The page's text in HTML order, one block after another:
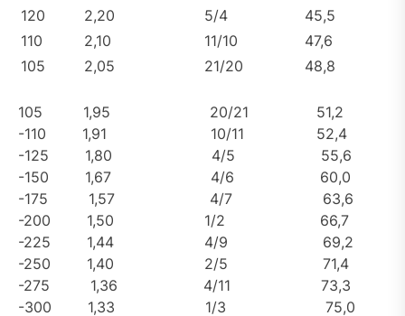
120
2,20 5/4
45,5
110
2,10 11/10
47,6
105
2,05 21/20 48,8
105 1,95 20/21 51,2
-110 1,91 10/11 52,4
-125 1,80 4/5 55,6
-150 1,67 4/6 60,0
-175 1,57 4/7 63,6
-200 1,50 1/2 66,7
-225 1,44 4/9 69,2
-250 1,40 2/5 71,4
-275 1,36 4/11 73,3
-300 1,33 1/3 75,0